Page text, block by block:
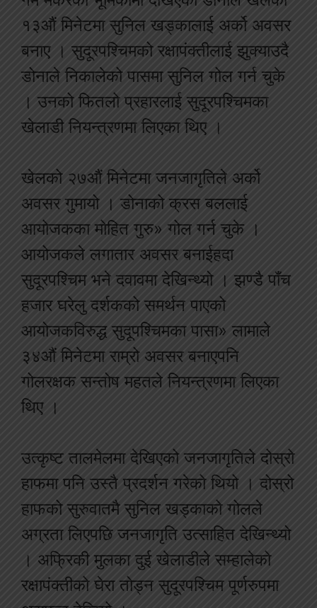
१३औं मिनेटमा सुनिल खड्कालाई अर्को अवसर
बनाए । सुदूरपश्चिमको रक्षापंक्तीलाई झुक्याउदै
डोनाले निकालेको पासमा सुनिल गोल गर्न चुके
। उनको फितलो प्रहारलाई सुदूरपश्चिमका
खेलाडी नियन्त्रणमा लिएका थिए ।
खेलको २७औं मिनेटमा जनजागृतिले अर्को
अवसर गुमायो । डोनाको क्रस बललाई
आयोजकका मोहित गुरु» गोल गर्न चुके ।
आयोजकले लगातार अवसर बनाईहदा
सुदूरपश्चिम भने दवावमा देखिन्थ्यो । झण्डै पाँच
हजार घरेलु दर्शकको समर्थन पाएको
आयोजकविरुद्ध सुदूपश्चिमका पासा» लामाले
३४औं मिनेटमा राम्रो अवसर बनाएपनि
गोलरक्षक सन्तोष महतले नियन्त्रणमा लिएका
थिए ।
उत्कृष्ट तालमेलमा देखिएको जनजागृतिले दोस्रो
हाफमा पनि उस्तै प्रदर्शन गरेको थियो । दोस्रो
हाफको सुरुवातमै सुनिल खड्काको गोलले
अग्रता लिएपछि जनजागृति उत्साहित देखिन्थ्यो
। अफ्रिकी मुलका दुई खेलाडीले सम्हालेको
रक्षापंक्तीको घेरा तोड्न सुदूरपश्चिम पूर्णरुपमा